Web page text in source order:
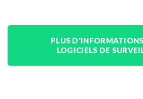
PLUS
LOGICIELS DE